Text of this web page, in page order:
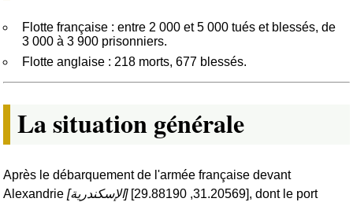
Flotte française : entre 2 000 et 5 000 tués et blessés, de
3 000 à 3 900 prisonniers.
Flotte anglaise : 218 morts, 677 blessés.
La situation générale
Après le débarquement de l'armée française devant
Alexandrie [الإسكندرية][31.20569, 29.88190], dont le port